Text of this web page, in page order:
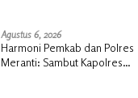
Bersama Kadisperindag
Agustus 6, 2026
Harmoni Pemkab dan Polres
Meranti: Sambut Kapolres